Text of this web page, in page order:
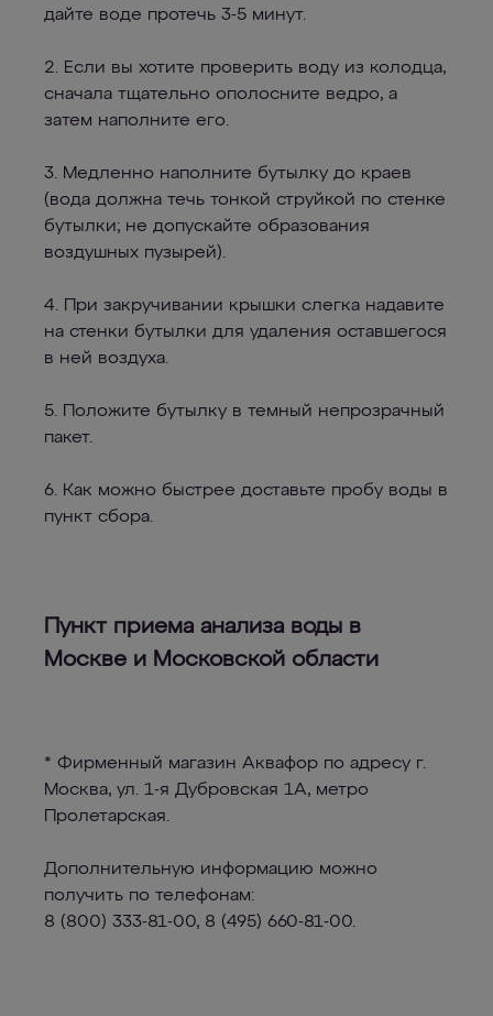
дайте воде протечь 3-5 минут.
2. Если вы хотите проверить воду из колодца,
сначала тщательно ополосните ведро, а
затем наполните его.
3. Медленно наполните бутылку до краев
(вода должна течь тонкой струйкой по стенке
бутылки; не допускайте образования
воздушных пузырей).
4. При закручивании крышки слегка надавите
на стенки бутылки для удаления оставшегося
в ней воздуха.
5. Положите бутылку в темный непрозрачный
пакет.
6. Как можно быстрее доставьте пробу воды в
пункт сбора.
Пункт приема анализа воды в
Москве и Московской области
* Фирменный магазин Аквафор по адресу г.
Москва, ул. 1-я Дубровская 1А, метро
Пролетарская.
Дополнительную информацию можно
получить по телефонам:
8 (800) 333-81-00, 8 (495) 660-81-00.